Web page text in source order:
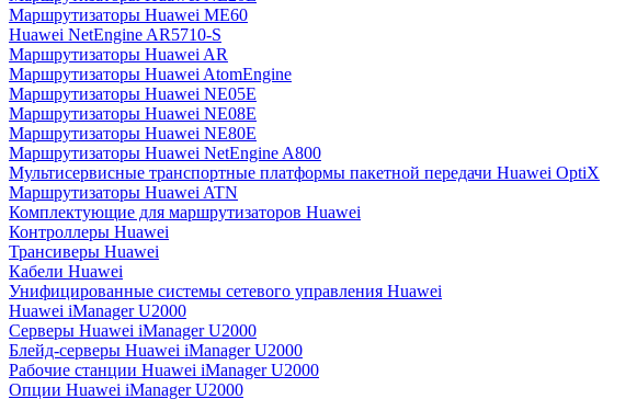
Маршрутизаторы Huawei ME60
Huawei NetEngine AR5710-S
Маршрутизаторы Huawei AR
Маршрутизаторы Huawei AtomEngine
Маршрутизаторы Huawei NE05E
Маршрутизаторы Huawei NE08E
Маршрутизаторы Huawei NE80E
Маршрутизаторы Huawei NetEngine A800
Мультисервисные транспортные платформы пакетной передачи Huawei OptiX
Маршрутизаторы Huawei ATN
Комплектующие для маршрутизаторов Huawei
Контроллеры Huawei
Трансиверы Huawei
Кабели Huawei
Унифицированные системы сетевого управления Huawei
Huawei iManager U2000
Серверы Huawei iManager U2000
Блейд-серверы Huawei iManager U2000
Рабочие станции Huawei iManager U2000
Опции Huawei iManager U2000